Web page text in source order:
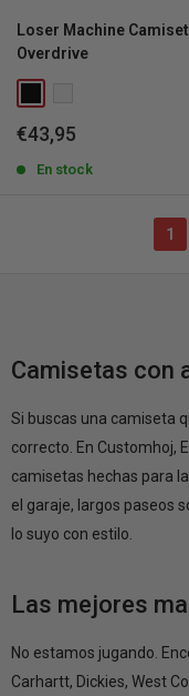
Loser Machine
Overdrive
Precio
venta
€43,95
En stock
1
Camisetas con
Si buscas una camiseta
correcto. En Customhoj,
camisetas hechas para
el garaje, largos paseos
lo suyo con estilo.
Las mejores
No estamos jugando.
Carhartt, Dickies, West